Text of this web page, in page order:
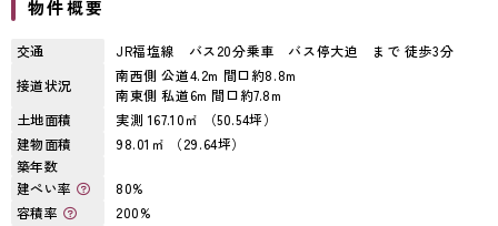
物件概要
交通
JR福塩線 バス20分乗車 バス停大迫 まで 徒歩3分
接道状況
南西側 公道4.2m 間口約8.8m
南東側 私道6m 間口約7.8m
土地面積
実測 167.10㎡ （50.54坪）
建物面積
98.01㎡ （29.64坪）
築年数
建ぺい率
80%
容積率
200%